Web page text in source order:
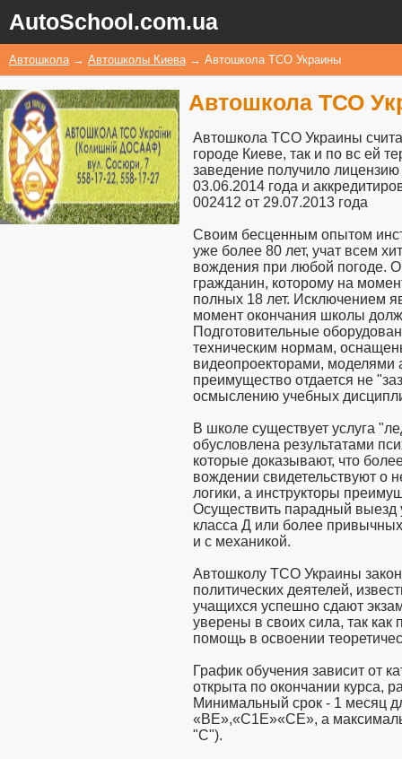
AutoSchool.com.ua
Автошкола → Автошколы Киева → Автошкола ТСО Украины
Автошкола ТСО
Автошкола ТСО Украины
городе Киеве, так и по вс ей
заведение получило
03.06.2014 года и
002412 от 29.07.2013 года
Своим бесценным опытом
уже более 80 лет, учат всем
вождения при любой погоде.
гражданин, которому на
полных 18 лет. Исключением
момент окончания школы
Подготовительные
техническим нормам,
видеопроекторами,
преимущество отдается не
осмыслению учебных
В школе существует услуга
обусловлена результатами
которые доказывают, что
вождении свидетельствуют о
логики, а инструкторы
Осуществить парадный выезд
класса Д или более
и с механикой.
Автошколу ТСО Украины
политических деятелей,
учащихся успешно сдают
уверены в своих сила, так
помощь в освоении
График обучения зависит от
открыта по окончании курса,
Минимальный срок - 1 месяц
«ВЕ»,«С1Е»«СЕ», а
"С").